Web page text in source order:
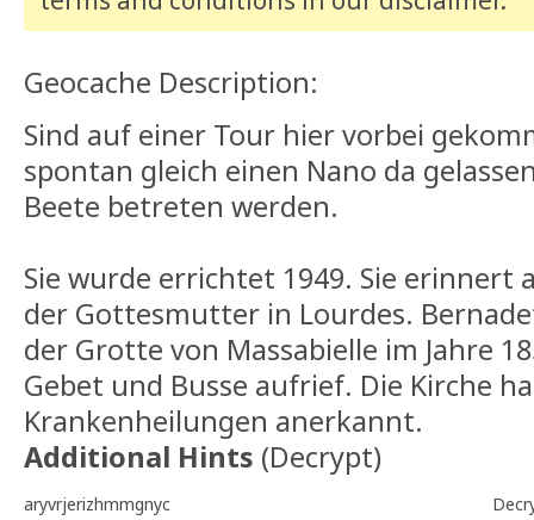
Geocache Description:
Sind auf einer Tour hier vorbei
spontan gleich einen Nano da
Beete betreten werden.
Sie wurde errichtet 1949. Sie erinnert
der Gottesmutter in Lourdes.
der Grotte von Massabielle im Jahre
Gebet und Busse aufrief. Die Kirche
Krankenheilungen anerkannt.
Additional Hints (Decrypt)
aryvrjerizhmmgnyc